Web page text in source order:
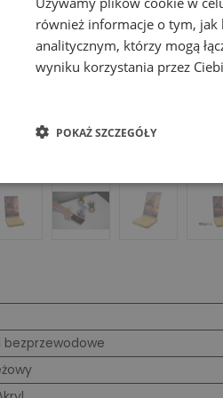
bezprzewodowe
również informacje o tym,
analitycznym, którzy mogą
wyniku korzystania przez
POKAŻ SZCZEGÓŁY